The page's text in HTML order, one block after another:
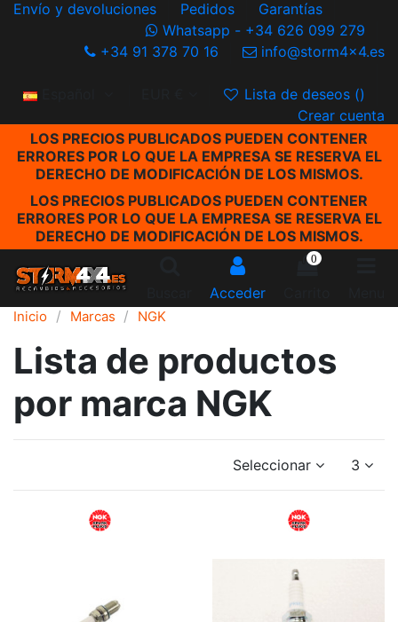
Envío y devoluciones Pedidos
Garantías
Whatsapp - +34 626 099 279
+34 91 378 70 16
info@storm4x4.es
Español Lista de deseos ()
Crear cuenta
LOS PRECIOS PUBLICADOS PUEDEN CONTENER
ERRORES POR LO QUE LA EMPRESA SE RESERVA EL
DERECHO DE MODIFICACIÓN DE LOS MISMOS.
LOS PRECIOS PUBLICADOS PUEDEN CONTENER
ERRORES POR LO QUE LA EMPRESA SE RESERVA EL
DERECHO DE MODIFICACIÓN DE LOS MISMOS.
Acceder
0
Inicio Marcas NGK
Lista de productos
por marca NGK
Seleccionar 3